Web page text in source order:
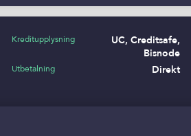
Kreditupplysning
UC, Creditsafe,
Bisnode
Utbetalning Direkt